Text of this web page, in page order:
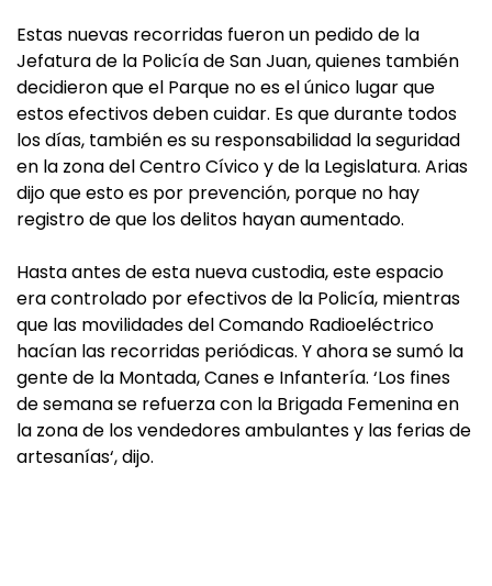
Estas nuevas recorridas fueron un pedido de la
Jefatura de la Policía de San Juan, quienes también
decidieron que el Parque no es el único lugar que
estos efectivos deben cuidar. Es que durante todos
los días, también es su responsabilidad la seguridad
en la zona del Centro Cívico y de la Legislatura. Arias
dijo que esto es por prevención, porque no hay
registro de que los delitos hayan aumentado.
Hasta antes de esta nueva custodia, este espacio
era controlado por efectivos de la Policía, mientras
que las movilidades del Comando Radioeléctrico
hacían las recorridas periódicas. Y ahora se sumó la
gente de la Montada, Canes e Infantería. ‘Los fines
de semana se refuerza con la Brigada Femenina en
la zona de los vendedores ambulantes y las ferias de
artesanías‘, dijo.